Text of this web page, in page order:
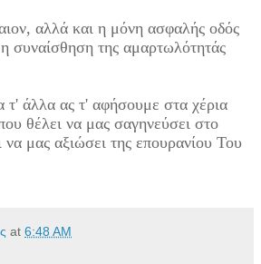
αλλά και η μόνη ασφαλής οδός
συναίσθηση της αμαρτωλότητάς
άλλα ας τ' αφήσουμε στα χέρια
θέλει να μας σαγηνεύσει στο
να μας αξιώσει της επουρανίου Του
at 6:48 AM